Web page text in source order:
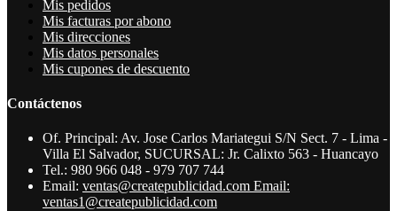
Mis pedidos
Mis facturas por abono
Mis direcciones
Mis datos personales
Mis cupones de descuento
Contáctenos
Of. Principal: Av. Jose Carlos Mariategui S/N Sect. 7 - Lima -
Villa El Salvador, SUCURSAL: Jr. Calixto 563 - Huancayo
Tel.: 980 966 048 - 979 707 744
Email: ventas@createpublicidad.com Email:
ventas1@createpublicidad.com